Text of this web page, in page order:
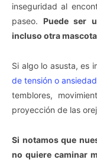
inseguridad al
paseo. Puede ser
incluso otra
Si algo lo asusta, es
de tensión o ansiedad
temblores,
proyección de las
Si notamos que
no quiere caminar